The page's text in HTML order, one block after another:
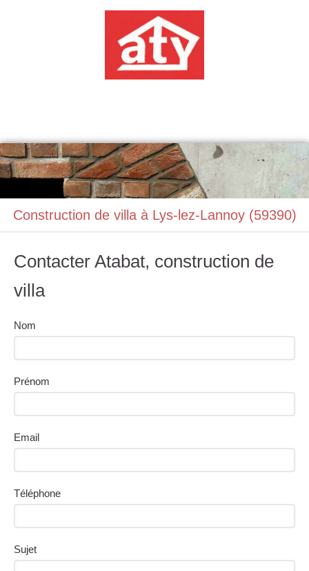
Construction de villa à Lys-lez-Lannoy (59390)
Contacter Atabat, construction de
villa
Nom
Prénom
Email
Téléphone
Sujet